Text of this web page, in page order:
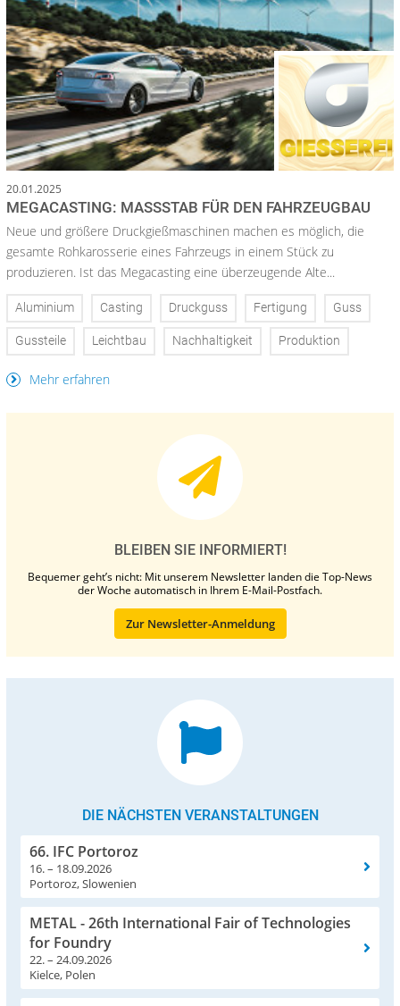
20.01.2025
MEGACASTING: MASSSTAB FÜR DEN FAHRZEUGBAU
Neue und größere Druckgießmaschinen machen es möglich, die
gesamte Rohkarosserie eines Fahrzeugs in einem Stück zu
produzieren. Ist das Megacasting eine überzeugende Alte...
Aluminium Casting Druckguss Fertigung Guss
Gussteile Leichtbau Nachhaltigkeit Produktion
Mehr erfahren
BLEIBEN SIE INFORMIERT!
Bequemer geht’s nicht: Mit unserem Newsletter landen die Top-News
der Woche automatisch in Ihrem E-Mail-Postfach.
Zur Newsletter-Anmeldung
DIE NÄCHSTEN VERANSTALTUNGEN
66. IFC Portoroz
16. – 18.09.2026
Portoroz, Slowenien
METAL - 26th International Fair of Technologies
for Foundry
22. – 24.09.2026
Kielce, Polen